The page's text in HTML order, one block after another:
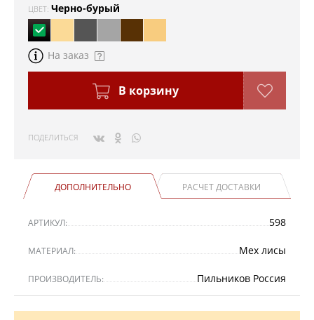
ЦВЕТ: Черно-бурый
На заказ
В корзину
ПОДЕЛИТЬСЯ
ДОПОЛНИТЕЛЬНО РАСЧЕТ ДОСТАВКИ
АРТИКУЛ: 598
МАТЕРИАЛ: Мех лисы
ПРОИЗВОДИТЕЛЬ: Пильников Россия